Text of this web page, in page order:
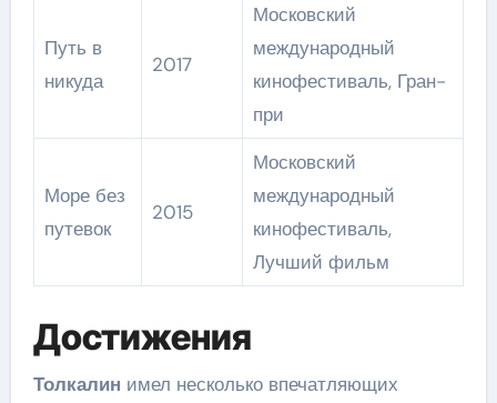
Путь в
никуда
2017
Московский
международный
кинофестиваль, Гран-
при
Море без
путевок
2015
Московский
международный
кинофестиваль,
Лучший фильм
Достижения
Толкалин имел несколько впечатляющих